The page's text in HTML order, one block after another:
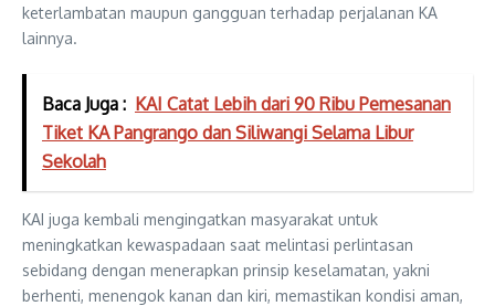
keterlambatan maupun gangguan terhadap perjalanan KA
lainnya.
Baca Juga : KAI Catat Lebih dari 90 Ribu Pemesanan
Tiket KA Pangrango dan Siliwangi Selama Libur
Sekolah
KAI juga kembali mengingatkan masyarakat untuk
meningkatkan kewaspadaan saat melintasi perlintasan
sebidang dengan menerapkan prinsip keselamatan, yakni
berhenti, menengok kanan dan kiri, memastikan kondisi aman,